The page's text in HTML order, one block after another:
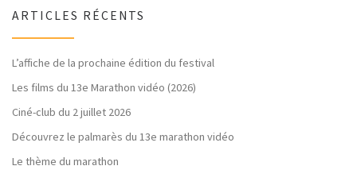
ARTICLES RÉCENTS
L’affiche de la prochaine édition du festival
Les films du 13e Marathon vidéo (2026)
Ciné-club du 2 juillet 2026
Découvrez le palmarès du 13e marathon vidéo
Le thème du marathon